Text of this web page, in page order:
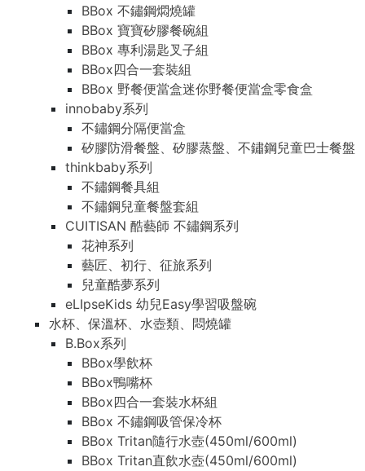
BBox 不鏽鋼燜燒罐
BBox 寶寶矽膠餐碗組
BBox 專利湯匙叉子組
BBox四合一套裝組
BBox 野餐便當盒迷你野餐便當盒零食盒
innobaby系列
不鏽鋼分隔便當盒
矽膠防滑餐盤、矽膠蒸盤、不鏽鋼兒童巴士餐盤
thinkbaby系列
不鏽鋼餐具組
不鏽鋼兒童餐盤套組
CUITISAN 酷藝師 不鏽鋼系列
花神系列
藝匠、初行、征旅系列
兒童酷夢系列
eLIpseKids 幼兒Easy學習吸盤碗
水杯、保溫杯、水壺類、悶燒罐
B.Box系列
BBox學飲杯
BBox鴨嘴杯
BBox四合一套裝水杯組
BBox 不鏽鋼吸管保冷杯
BBox Tritan隨行水壺(450ml/600ml)
BBox Tritan直飲水壺(450ml/600ml)